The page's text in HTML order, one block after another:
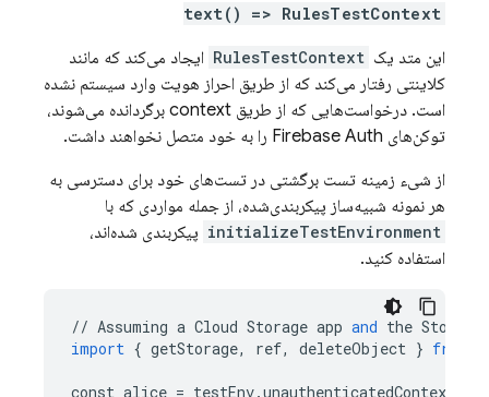
text() => RulesTestContext
این متد یک RulesTestContext ایجاد می‌کند که مانند
کلاینتی رفتار می‌کند که از طریق احراز هویت وارد سیستم نشده
است. درخواست‌هایی که از طریق context برگردانده می‌شوند،
توکن‌های Firebase Auth را به خود متصل نخواهند داشت.
از شیء زمینه تست برگشتی در تست‌های خود برای دسترسی به
هر نمونه شبیه‌ساز پیکربندی‌شده، از جمله مواردی که با
initializeTestEnvironment پیکربندی شده‌اند،
استفاده کنید.
// Assuming a Cloud Storage app and the Storage
import { getStorage, ref, deleteObject } from
const alice = testEnv.unauthenticatedContext